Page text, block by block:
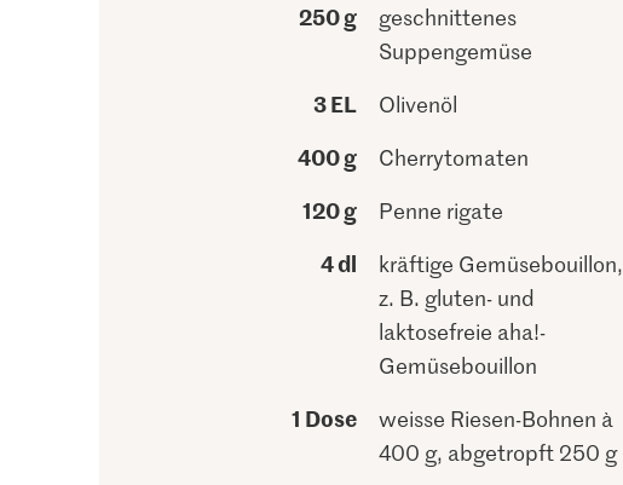
250 g
geschnittenes
Suppengemüse
3 EL Olivenöl
400 g Cherrytomaten
120 g Penne rigate
4 dl
kräftige Gemüsebouillon,
z. B. gluten- und
laktosefreie aha!-
Gemüsebouillon
1 Dose
weisse Riesen-Bohnen à
400 g, abgetropft 250 g